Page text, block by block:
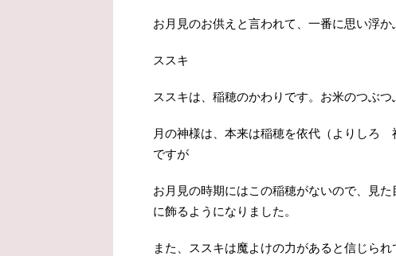
お月見のお供えと言われて、一番に思い浮
ススキ
ススキは、稲穂のかわりです。お米のつぶつ
月の神様は、本来は稲穂を依代（よりしろ
ですが
お月見の時期にはこの稲穂がないので、見
に飾るようになりました。
また、ススキは魔よけの力があると信じら